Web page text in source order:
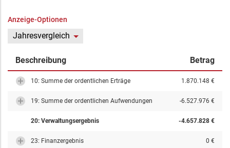
Anzeige-Optionen
Jahresvergleich
Beschreibung Betrag
10: Summe der ordentlichen Erträge 1.870.148 €
19: Summe der ordentlichen Aufwendungen -6.527.976 €
20: Verwaltungsergebnis -4.657.828 €
23: Finanzergebnis 0 €